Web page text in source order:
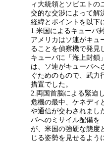
ィ大統領とソビエトの
交的な交渉によって解
経緯とポイントを以下
1.米国によるキューバ
アメリカはソ連がキュ
ることを偵察機で発見
キューバに「海上封鎖
は、ソ連がキューバへ
ぐためのもので、武力
措置でした。
2.両国首脳による緊迫
危機の最中、ケネディ
や通信が交わされまし
バへのミサイル配備を
が、米国の強硬な態度
じる姿勢を見せるよう